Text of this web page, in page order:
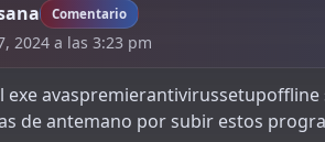
Comentario
2024 a las 3:23 pm
exe
de antemano por subir estos